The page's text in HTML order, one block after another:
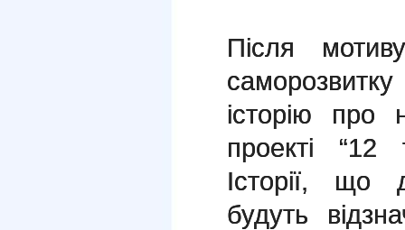
Після
історію про
проекті “12
Історії, що
будуть